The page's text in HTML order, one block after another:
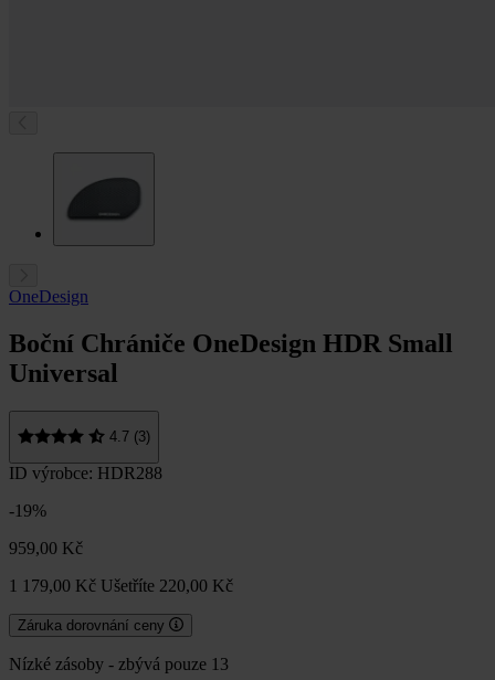
OneDesign
Boční Chrániče OneDesign HDR Small
Universal
4.7 (3)
ID výrobce: HDR288
-19%
959,00 Kč
1 179,00 Kč Ušetříte 220,00 Kč
Záruka dorovnání ceny
Nízké zásoby - zbývá pouze 13